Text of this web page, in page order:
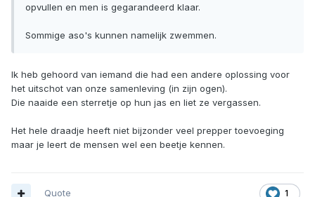
opvullen en men is gegarandeerd klaar.
Sommige aso's kunnen namelijk zwemmen.
Ik heb gehoord van iemand die had een andere oplossing voor
het uitschot van onze samenleving (in zijn ogen).
Die naaide een sterretje op hun jas en liet ze vergassen.
Het hele draadje heeft niet bijzonder veel prepper toevoeging
maar je leert de mensen wel een beetje kennen.
1
Quote